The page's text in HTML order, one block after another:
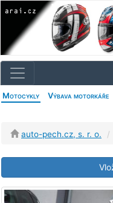
Motocykly Výbava motorkáře
auto-pech.cz, s. r. o.